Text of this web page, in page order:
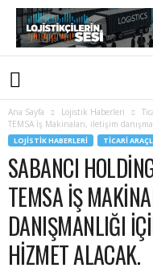
Ana Sayfa Lojistik Haberleri
TEMSA İş Makinaları, iletişim
LOJISTIK HABERLERI TICARI
SABANCI
TEMSA İŞ
DANIŞMANLIĞI
HIZMET ALACAK.